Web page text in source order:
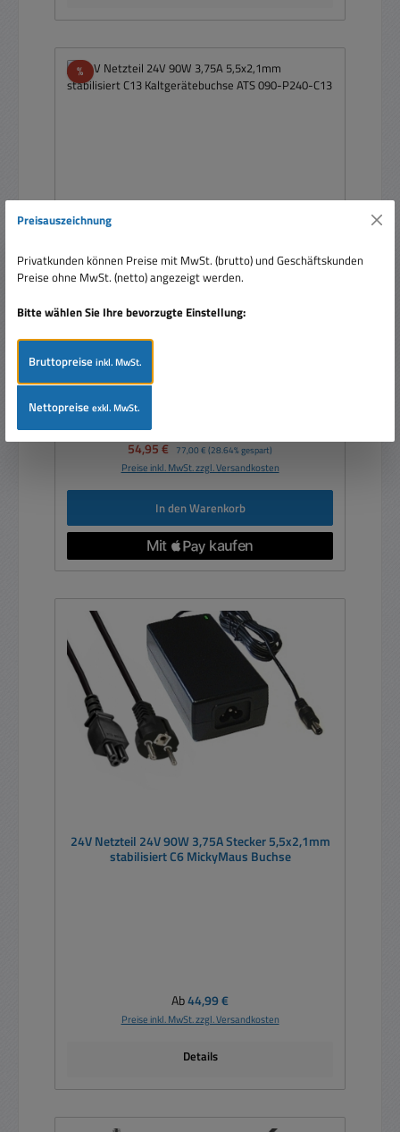
%Rabatt
24V Netzteil 24V 90W 3,75A 5,5x2,1mm
stabilisiert C13 Kaltgerätebuchse ATS 090-P240-
C13
Verkaufspreis:
54,95 € Regulärer Preis:
77,00 € (28.64% gespart)
Preise inkl. MwSt. zzgl. Versandkosten
In den Warenkorb
24V Netzteil 24V 90W 3,75A Stecker 5,5x2,1mm
stabilisiert C6 MickyMaus Buchse
Regulärer Preis:
Ab44,99 €
Preise inkl. MwSt. zzgl. Versandkosten
Details
Preisauszeichnung
Privatkunden können Preise mit MwSt. (brutto) und Geschäftskunden
Preise ohne MwSt. (netto) angezeigt werden.
Bitte wählen Sie Ihre bevorzugte Einstellung:
Bruttopreiseinkl. MwSt.
Nettopreiseexkl. MwSt.